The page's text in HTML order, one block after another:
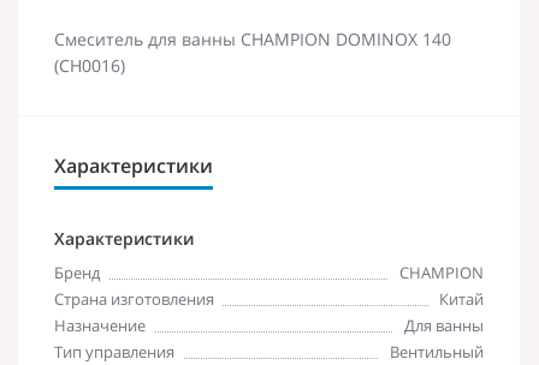
Смеситель для ванны CHAMPION DOMINOX 140
(CH0016)
Характеристики
Характеристики
Бренд
CHAMPION
Страна изготовления
Китай
Назначение
Для ванны
Тип управления
Вентильный